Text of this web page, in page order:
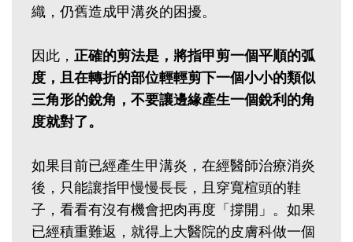
織，仍舊造成甲溝炎的困擾。
因此， 正確的剪法是，將指甲剪一個平順的弧
度，且在轉折的部位輕輕剪下一個小小的類似
三角形的銳角，不要讓邊緣產生一個銳利的角
度就對了。
如果目前已經產生甲溝炎，在經醫師治療消炎
後，只能讓指甲慢慢長長，且穿寬楦頭的鞋
子，看看有沒有機會把肉再度「撐開」。如果
已經積重難返，就得上大醫院的皮膚科做一個